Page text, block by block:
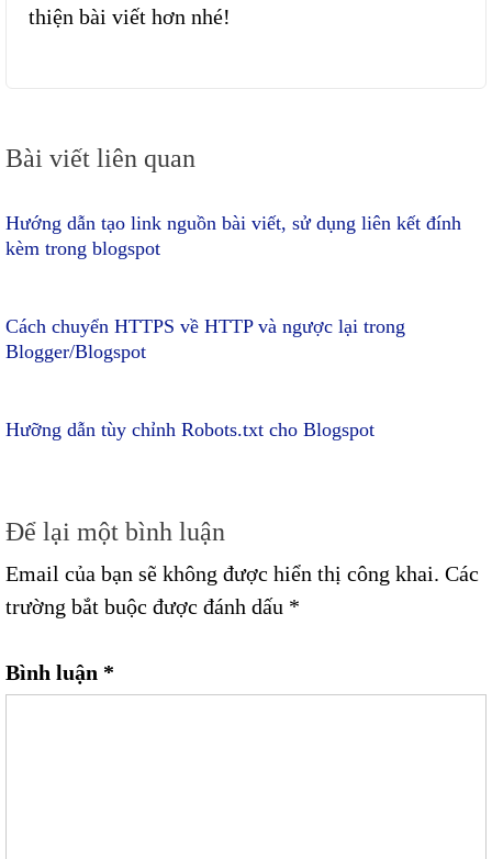
thiện bài viết hơn nhé!
Bài viết liên quan
Hướng dẫn tạo link nguồn bài viết, sử dụng liên kết đính
kèm trong blogspot
Cách chuyển HTTPS về HTTP và ngược lại trong
Blogger/Blogspot
Hưỡng dẫn tùy chỉnh Robots.txt cho Blogspot
Điều
hướng
viết
Để lại một bình luận
Email của bạn sẽ không được hiển thị công khai. Các
trường bắt buộc được đánh dấu *
Bình luận *